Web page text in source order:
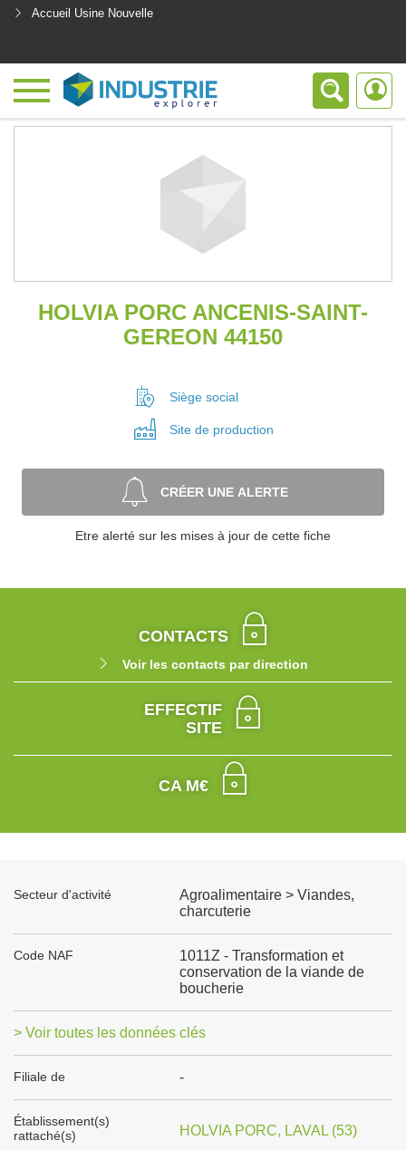
Accueil Usine Nouvelle
HOLVIA PORC ANCENIS-SAINT-
GEREON 44150
Siège social
Site de production
CRÉER UNE ALERTE
Etre alerté sur les mises à jour de cette fiche
CONTACTS
Voir les contacts par direction
EFFECTIF
SITE
CA M€
Secteur d'activité
Agroalimentaire > Viandes,
charcuterie
Code NAF
1011Z - Transformation et
conservation de la viande de
boucherie
> Voir toutes les données clés
Filiale de -
Établissement(s)
rattaché(s)
HOLVIA PORC, LAVAL (53)